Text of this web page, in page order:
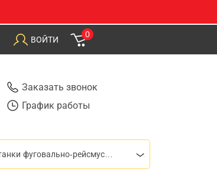
ВОЙТИ
0
Заказать звонок
График работы